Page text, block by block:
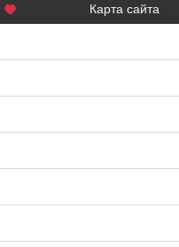
Карта сайта